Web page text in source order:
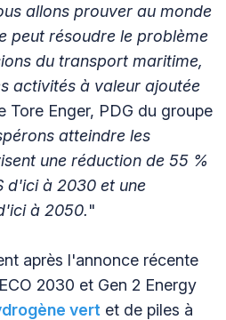
allons prouver au monde
peut résoudre le problème
du transport maritime,
activités à valeur ajoutée
Tore Enger, PDG du groupe
atteindre les
une réduction de 55 %
d'ici à 2030 et une
à 2050."
après l'annonce récente
2030 et Gen 2 Energy
vert et de piles à